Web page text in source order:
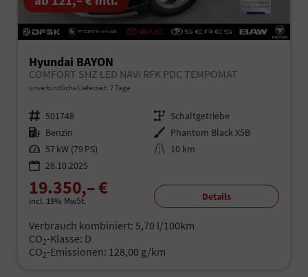
Hyundai BAYON
COMFORT SHZ LED NAVI RFK PDC TEMPOMAT
unverbindliche Lieferzeit: 7 Tage
Fahrzeugnr. 501748 Getriebe Schaltgetriebe
Kraftstoff Benzin Außenfarbe Phantom Black X5B
Leistung 57 kW (79 PS) Kilometerstand 10 km
28.10.2025
19.350,– €
incl. 19% MwSt. Details
Verbrauch kombiniert: 5,70 l/100km
CO2-Klasse: D
CO2-Emissionen: 128,00 g/km